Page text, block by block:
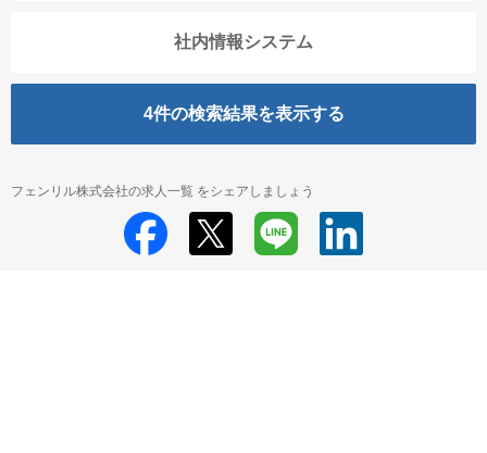
社内情報システム
4件の検索結果を表示する
フェンリル株式会社の求人一覧 をシェアしましょう